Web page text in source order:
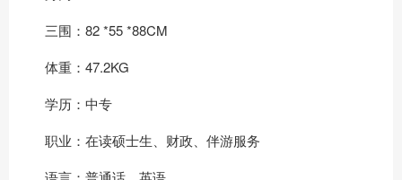
三围：82 *55 *88CM
体重：47.2KG
学历：中专
职业：在读硕士生、财政、 伴游服务